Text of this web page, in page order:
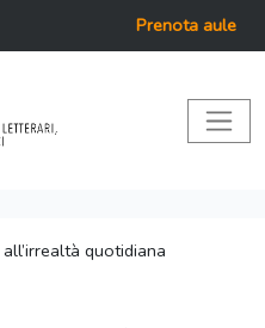
Prenota aule
quotidiana